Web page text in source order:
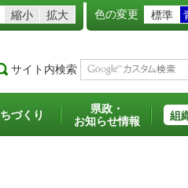
縮小 拡大 色の変更 標準
サイト内検索
づくり
県政・
お知らせ情報
組